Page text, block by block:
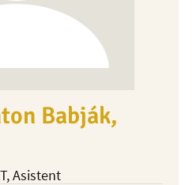
Babják,
, Asistent